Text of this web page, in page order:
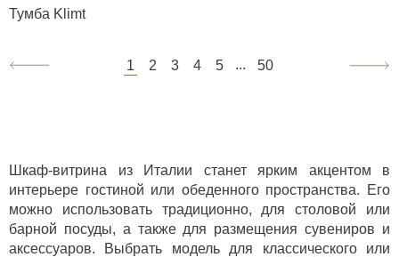
Тумба Klimt
1 2 3 4 5 ... 50
Шкаф-витрина из Италии станет ярким акцентом в
интерьере гостиной или обеденного пространства. Его
можно использовать традиционно, для столовой или
барной посуды, а также для размещения сувениров и
аксессуаров. Выбрать модель для классического или